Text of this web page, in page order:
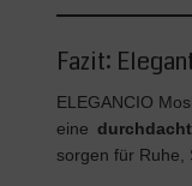
Fazit:
ELEGANCIO
eine
sorgen für Ruhe,